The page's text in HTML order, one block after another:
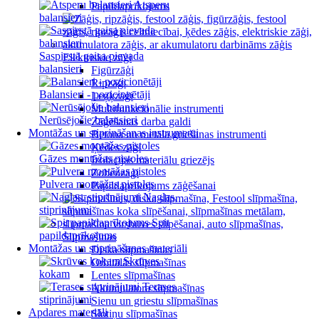
Atsperu
balansieri
Saspiestā gaisa pievada
balansieri
Balansieri - pozicionētāji
Nerūsējošie balansieri
Montāžas un stiprināšanas instrumenti
Gāzes montāžas pistoles
Pulvera montāžas pistoles
Naglas,
stiprinājumi
Spit
papildaprīkojums
Montāžas un stiprināšanas materiāli
Skrūves
kokam
Terases
stiprinājumi
Apdares materiāli
Papildaprīkojums
Elektriskie zāģi
Figūrzāģi
Ripzāģi
Leņķzāģi
Multifunkcionālie instrumenti
Zāģēšanas darba galdi
Betona un metāla griešanas instrumenti
Ķēdes zāģi
Izolācijas materiālu griezējs
Zobenzāģi
Papildaprīkojums zāģēšanai
Slīpmašīnas
Diska slīpmašīnas
Orbitālās slīpmašīnas
Lentes slīpmašīnas
Akumulatora slīpmašīnas
Sienu un griestu slīpmašīnas
Slotiņu slīpmašīnas